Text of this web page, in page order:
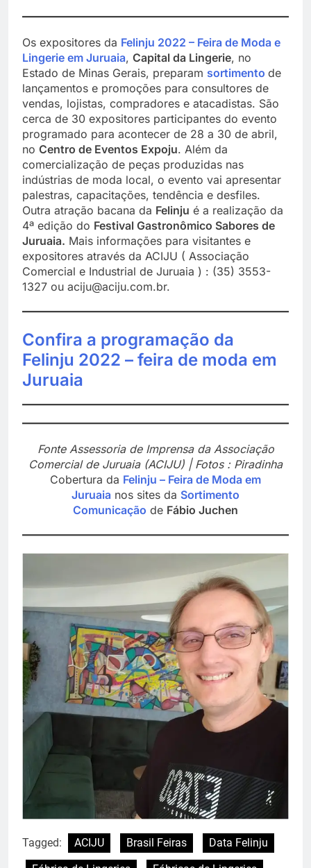
Os expositores da Felinju 2022 – Feira de Moda e
Lingerie em Juruaia, Capital da Lingerie, no
Estado de Minas Gerais, preparam sortimento de
lançamentos e promoções para consultores de
vendas, lojistas, compradores e atacadistas. São
cerca de 30 expositores participantes do evento
programado para acontecer de 28 a 30 de abril,
no Centro de Eventos Expoju. Além da
comercialização de peças produzidas nas
indústrias de moda local, o evento vai apresentar
palestras, capacitações, tendência e desfiles.
Outra atração bacana da Felinju é a realização da
4ª edição do Festival Gastronômico Sabores de
Juruaia. Mais informações para visitantes e
expositores através da ACIJU ( Associação
Comercial e Industrial de Juruaia ) : (35) 3553-
1327 ou aciju@aciju.com.br.
Confira a programação da
Felinju 2022 – feira de moda em
Juruaia
Fonte Assessoria de Imprensa da Associação
Comercial de Juruaia (ACIJU) | Fotos : Piradinha
Cobertura da Felinju – Feira de Moda em
Juruaia nos sites da Sortimento
Comunicação de Fábio Juchen
Tagged: ACIJU Brasil Feiras
Data Felinju